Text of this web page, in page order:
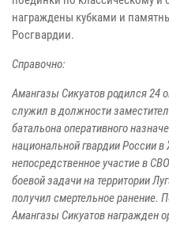
награждены кубками и
Росгвардии.
Справочно:
Амангазы Сикуатов родился 24
служил в должности
батальона оперативного
национальной гвардии России
непосредственное участие в
боевой задачи на территории
получил смертельное ранение.
Амангазы Сикуатов награжден